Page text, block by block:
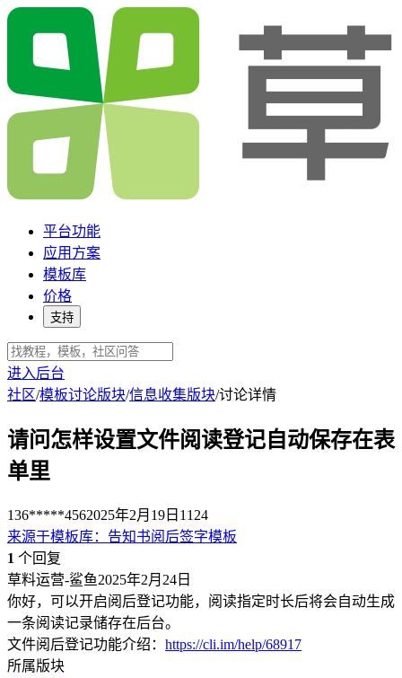
平台功能
应用方案
模板库
价格
支持
进入后台
社区/模板讨论版块/信息收集版块/讨论详情
请问怎样设置文件阅读登记自动保存在表
单里
136*****4562025年2月19日 1124
来源于模板库： 告知书阅后签字模板
1 个回复
草料运营-鲨鱼2025年2月24日
你好，可以开启阅后登记功能，阅读指定时长后将会自动生成
一条阅读记录储存在后台。
文件阅后登记功能介绍： https://cli.im/help/68917
所属版块